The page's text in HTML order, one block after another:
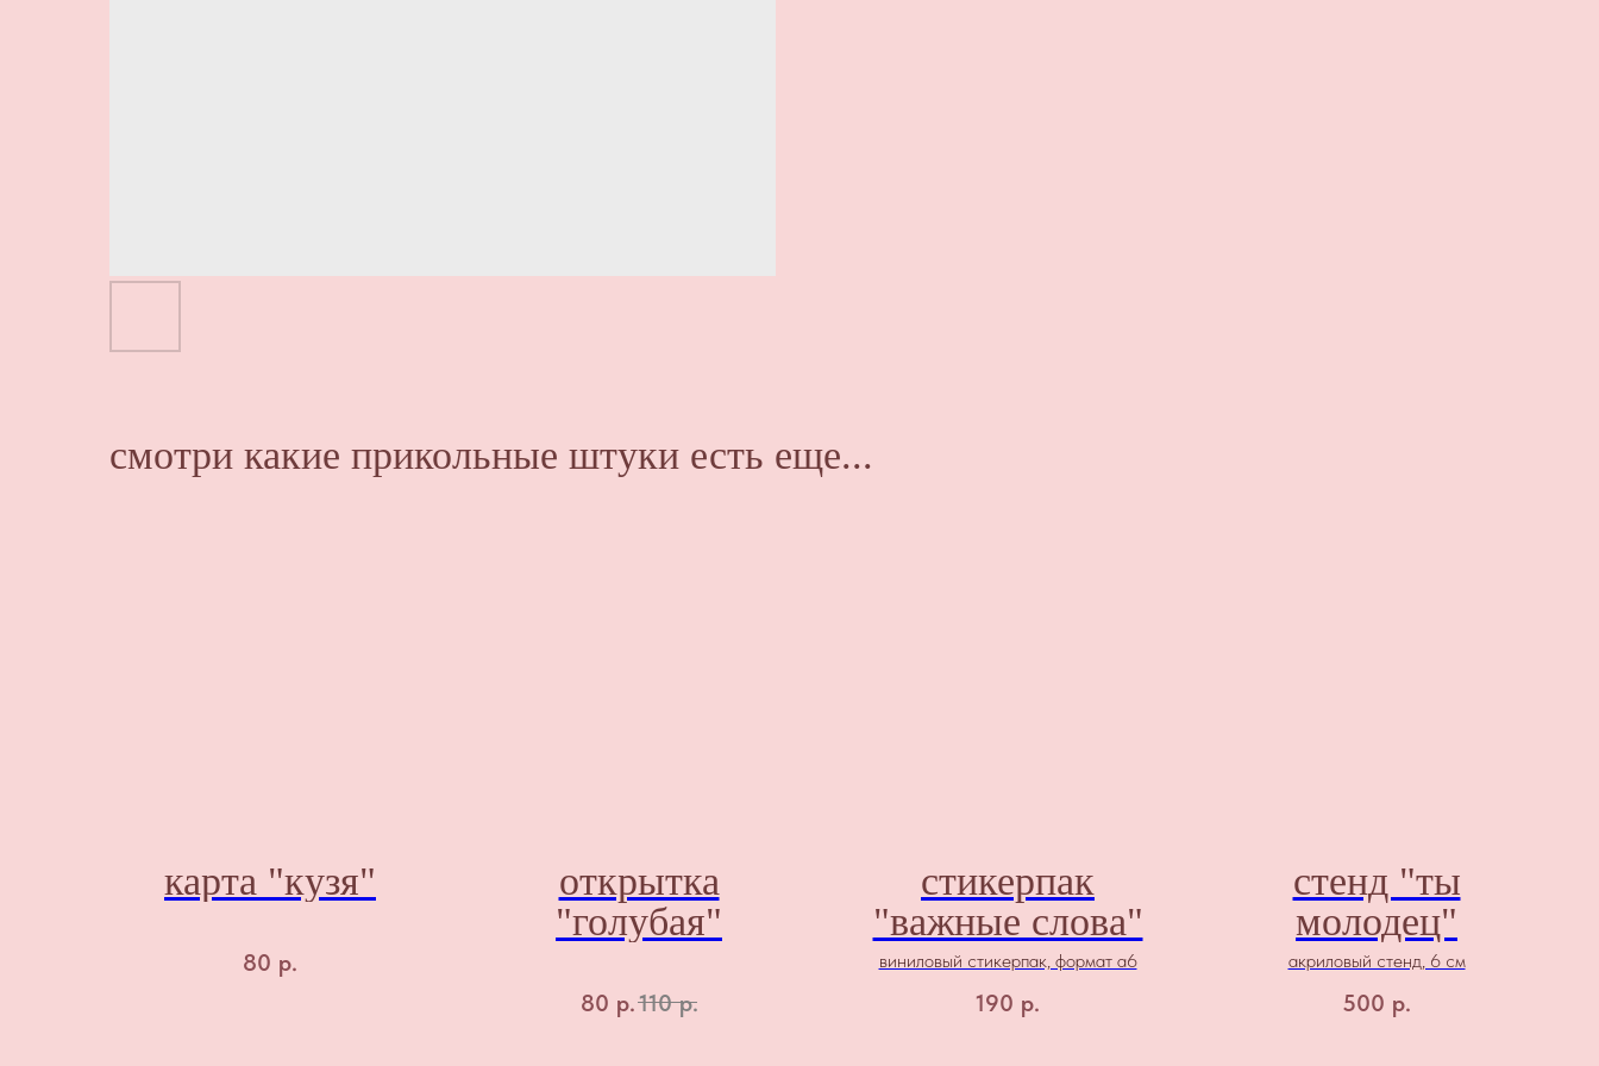
смотри какие прикольные штуки есть еще...
карта "кузя"
80 р.
открытка
"голубая"
80 р.110 р.
стикерпак
"важные слова"
виниловый стикерпак, формат а6
190 р.
стенд "ты
молодец"
акриловый стенд, 6 см
500 р.